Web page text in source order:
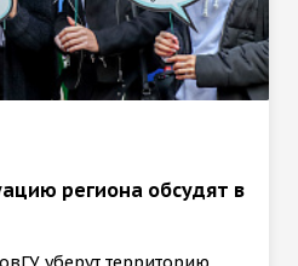
региона обсудят в